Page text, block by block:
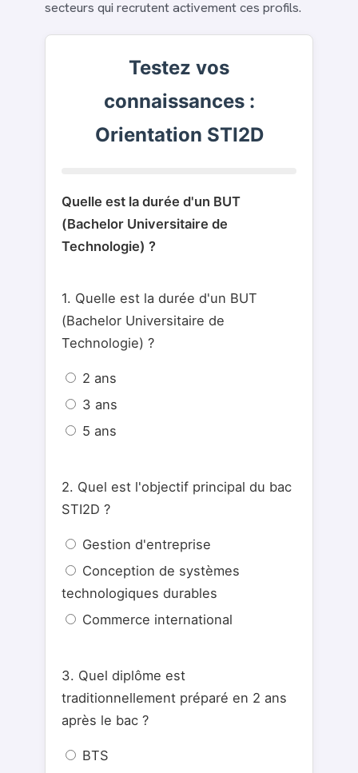
secteurs qui recrutent activement ces profils.
Testez vos
connaissances :
Orientation STI2D
Quelle est la durée d'un BUT
(Bachelor Universitaire de
Technologie) ?
1. Quelle est la durée d'un BUT
(Bachelor Universitaire de
Technologie) ?
2 ans
3 ans
5 ans
2. Quel est l'objectif principal du bac
STI2D ?
Gestion d'entreprise
Conception de systèmes
technologiques durables
Commerce international
3. Quel diplôme est
traditionnellement préparé en 2 ans
après le bac ?
BTS